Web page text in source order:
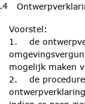
Voorstel:
1. de
mogelijk maken
2. de procedure